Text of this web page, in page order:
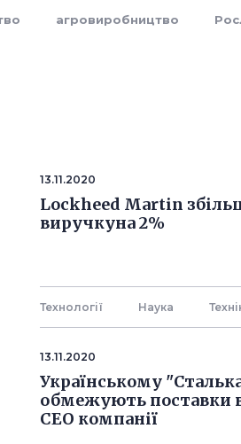
агровиробництво
13.11.2020
Lockheed Martin
виручкуна 2%
Технології Наука
13.11.2020
Українському
обмежують поставки
СЕО компанії